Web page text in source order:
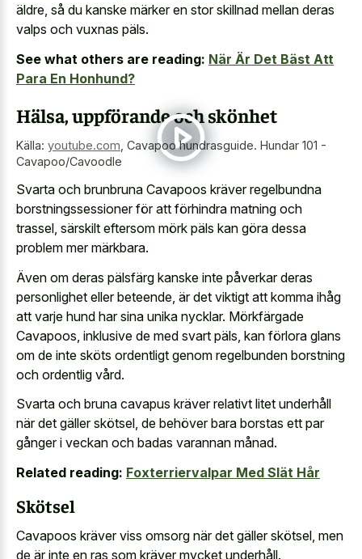
äldre, så du kanske märker en stor skillnad mellan deras
valps och vuxnas päls.
See what others are reading: När Är Det Bäst Att
Para En Honhund?
Hälsa, uppförande och skönhet
Källa: youtube.com Cavapoo hundrasguide. Hundar 101 -
Cavapoo/Cavoodle
Svarta och brunbruna Cavapoos kräver regelbundna
borstningssessioner för att förhindra matning och
trassel, särskilt eftersom mörk päls kan göra dessa
problem mer märkbara.
Även om deras pälsfärg kanske inte påverkar deras
personlighet eller beteende, är det viktigt att komma ihåg
att varje hund har sina unika nycklar. Mörkfärgade
Cavapoos, inklusive de med svart päls, kan förlora glans
om de inte sköts ordentligt genom regelbunden borstning
och ordentlig vård.
Svarta och bruna cavapus kräver relativt litet underhåll
när det gäller skötsel, de behöver bara borstas ett par
gånger i veckan och badas varannan månad.
Related reading: Foxterriervalpar Med Slät Hår
Skötsel
Cavapoos kräver viss omsorg när det gäller skötsel, men
de är inte en ras som kräver mycket underhåll.